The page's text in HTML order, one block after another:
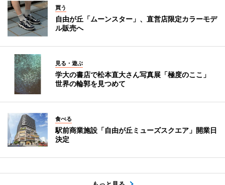
買う
自由が丘「ムーンスター」、直営店限定カラーモデ
ル販売へ
見る・遊ぶ
学大の書店で松本直大さん写真展「極度のここ」
世界の輪郭を見つめて
食べる
駅前商業施設「自由が丘ミューズスクエア」開業日
決定